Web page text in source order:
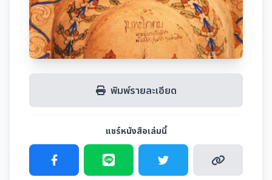
พิมพ์รายละเอียด
แชร์หนังสือเล่มนี้